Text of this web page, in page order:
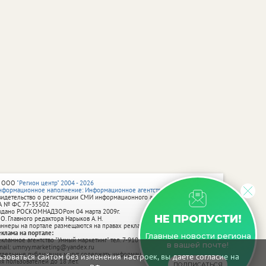
сайтом без изменения настроек, вы даете согласие на
НЕ ПРОПУСТИ!
Главные новости региона
в вашей почте!
"Регион центр" 2004 - 2026
наполнение: Информационное агентство vRossii.ru
о регистрации СМИ информационного агентства vRossii.ru
№ ФС 77‑35502
РОСКОМНАДЗОРом 04 марта 2009г.
Главного редактора Нарыков А. Н.
на портале размещаются на правах рекламы.
на портале:
агентство "Умный маркетинг" тел. 7-910-267-70-40,
umnyy.marketing@yandex.ru
публикации могут содержать информацию, не предназначенную
пользователей до 18 лет.